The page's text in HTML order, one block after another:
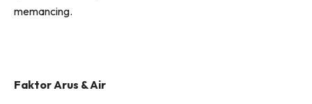
memancing.
Faktor Arus & Air